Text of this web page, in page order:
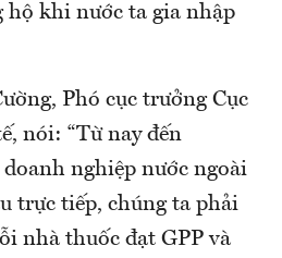
hộ khi nước ta gia nhập
Phó cục trưởng Cục
nói: “Từ nay đến
nghiệp nước ngoài
trực tiếp, chúng ta phải
nhà thuốc đạt GPP và